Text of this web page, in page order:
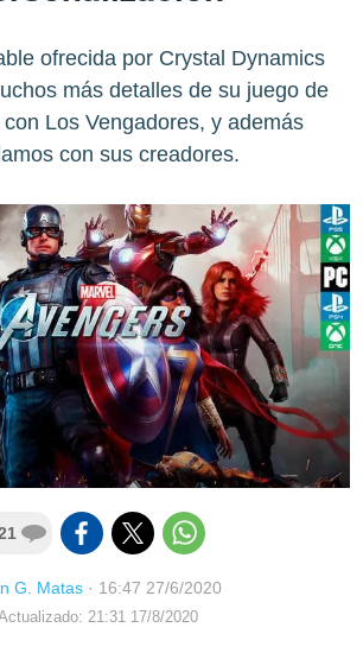
ofrecida por Crystal Dynamics
más detalles de su juego de
Los Vengadores, y además
con sus creadores.
G. Matas· 16:47 27/6/2020
21:31 17/8/2020